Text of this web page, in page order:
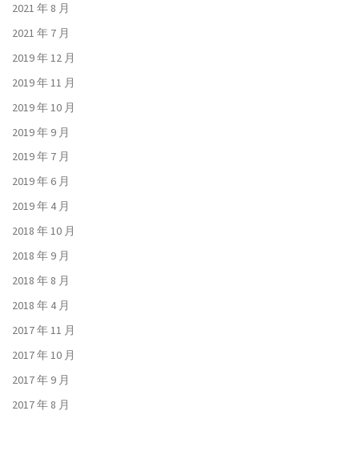
2021 年 8 月
2021 年 7 月
2019 年 12 月
2019 年 11 月
2019 年 10 月
2019 年 9 月
2019 年 7 月
2019 年 6 月
2019 年 4 月
2018 年 10 月
2018 年 9 月
2018 年 8 月
2018 年 4 月
2017 年 11 月
2017 年 10 月
2017 年 9 月
2017 年 8 月